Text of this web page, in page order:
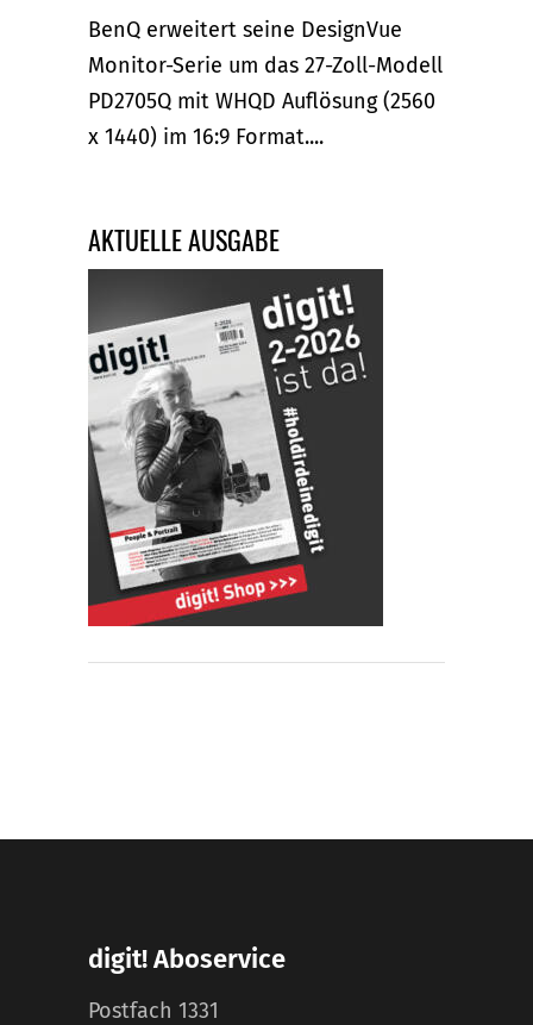
BenQ erweitert seine DesignVue
Monitor-Serie um das 27-Zoll-Modell
PD2705Q mit WHQD Auflösung (2560
x 1440) im 16:9 Format....
AKTUELLE AUSGABE
digit! Aboservice
Postfach 1331